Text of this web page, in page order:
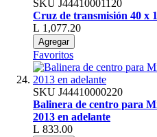
SKU J44410001120
Cruz de transmisión 40 x
L 1,077.20
Agregar
Favoritos
SKU J44410000220
Balinera de centro para
2013 en adelante
L 833.00